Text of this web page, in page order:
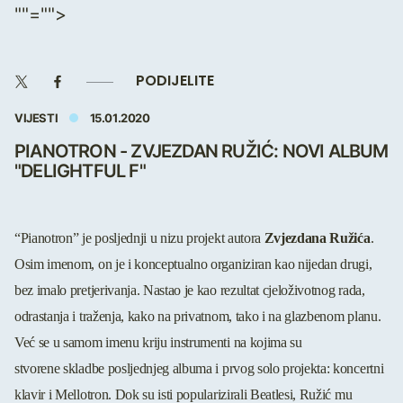
""="">
PODIJELITE
VIJESTI 15.01.2020
PIANOTRON - ZVJEZDAN RUŽIĆ: NOVI ALBUM
"DELIGHTFUL F"
“Pianotron” je posljednji u nizu projekt autora Zvjezdana Ružića.
Osim imenom, on je i konceptualno organiziran kao nijedan drugi,
bez imalo pretjerivanja. Nastao je kao rezultat cjeloživotnog rada,
odrastanja i traženja, kako na privatnom, tako i na glazbenom planu.
Već se u samom imenu kriju instrumenti na kojima su
stvorene skladbe posljednjeg albuma i prvog solo projekta: koncertni
klavir i Mellotron. Dok su isti popularizirali Beatlesi, Ružić mu